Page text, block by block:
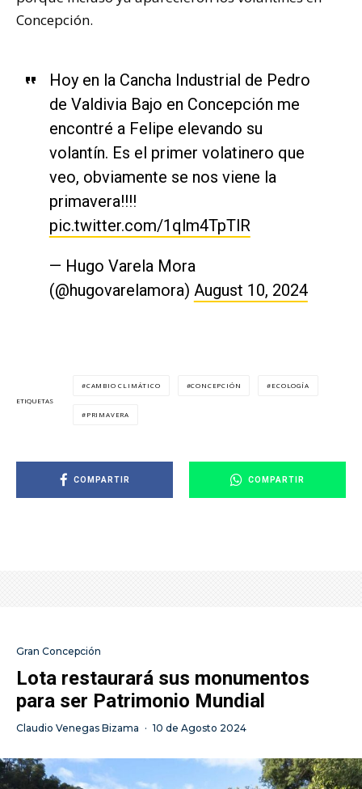
Concepción.
Hoy en la Cancha Industrial de Pedro
de Valdivia Bajo en Concepción me
encontré a Felipe elevando su
volantín. Es el primer volatinero que
veo, obviamente se nos viene la
primavera!!!!
pic.twitter.com/1qlm4TpTlR
— Hugo Varela Mora
(@hugovarelamora) August 10, 2024
ETIQUETAS
CAMBIO CLIMÁTICO CONCEPCIÓN ECOLOGÍA
PRIMAVERA
COMPARTIR COMPARTIR
Gran Concepción
Lota restaurará sus monumentos
para ser Patrimonio Mundial
Claudio Venegas Bizama · 10 de Agosto 2024